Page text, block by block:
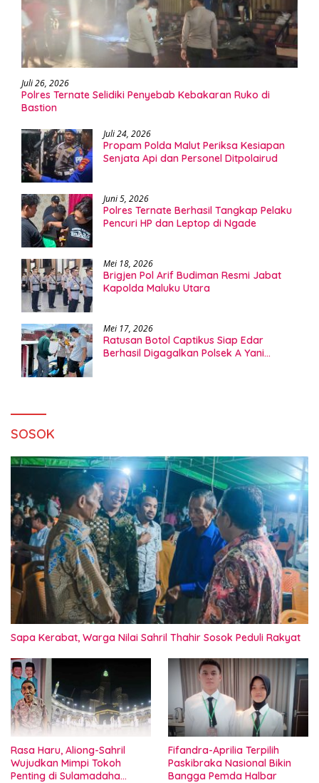
Juli 26, 2026
Polres Ternate Selidiki Penyebab Kebakaran Ruko di
Bastion
Juli 24, 2026
Propam Polda Malut Periksa Kesiapan
Senjata Api dan Personel Ditpolairud
Juni 5, 2026
Polres Ternate Berhasil Tangkap Pelaku
Pencuri HP dan Leptop di Ngade
Mei 18, 2026
Brigjen Pol Arif Budiman Resmi Jabat
Kapolda Maluku Utara
Mei 17, 2026
Ratusan Botol Captikus Siap Edar
Berhasil Digagalkan Polsek A Yani
SOSOK
Sapa Kerabat, Warga Nilai Sahril Thahir Sosok Peduli Rakyat
Rasa Haru, Aliong-Sahril
Wujudkan Mimpi Tokoh
Penting di Sulamadaha
Fifandra-Aprilia Terpilih
Paskibraka Nasional Bikin
Bangga Pemda Halbar